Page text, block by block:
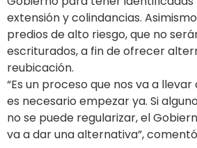
extensión y colindancias.
predios de alto riesgo, que no
escriturados, a fin de ofrecer
reubicación.
“Es un proceso que nos va a
es necesario empezar ya. Si
no se puede regularizar, el
va a dar una alternativa”,